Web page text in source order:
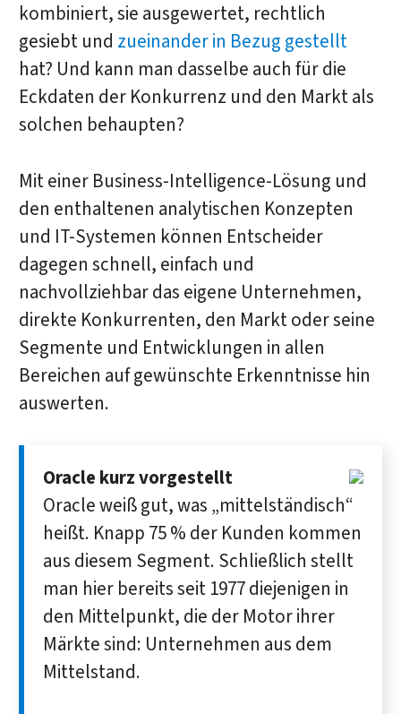
kombiniert, sie ausgewertet, rechtlich
gesiebt und zueinander in Bezug gestellt
hat? Und kann man dasselbe auch für die
Eckdaten der Konkurrenz und den Markt als
solchen behaupten?
Mit einer Business-Intelligence-Lösung und
den enthaltenen analytischen Konzepten
und IT-Systemen können Entscheider
dagegen schnell, einfach und
nachvollziehbar das eigene Unternehmen,
direkte Konkurrenten, den Markt oder seine
Segmente und Entwicklungen in allen
Bereichen auf gewünschte Erkenntnisse hin
auswerten.
Oracle kurz vorgestellt
Oracle weiß gut, was „mittelständisch“
heißt. Knapp 75 % der Kunden kommen
aus diesem Segment. Schließlich stellt
man hier bereits seit 1977 diejenigen in
den Mittelpunkt, die der Motor ihrer
Märkte sind: Unternehmen aus dem
Mittelstand.